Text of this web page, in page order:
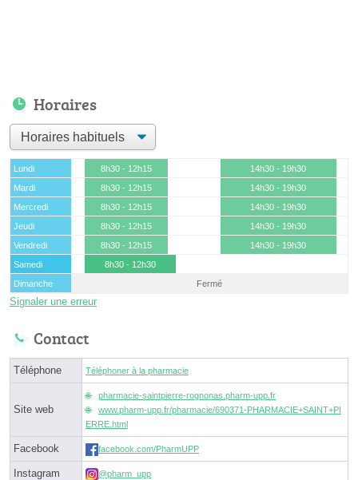
Horaires
Lundi 8h30 - 12h15
14h30 - 19h30
Mardi
8h30 - 12h15
14h30 - 19h30
Mercredi
8h30 - 12h15
14h30 - 19h30
Jeudi
8h30 - 12h15
14h30 - 19h30
Vendredi
8h30 - 12h15
14h30 - 19h30
Samedi
8h30 - 12h30
Dimanche
Fermé
Signaler une erreur
Contact
Téléphone Téléphoner à la pharmacie
Site web
pharmacie-saintpierre-rognonas.pharm-upp.fr
www.pharm-upp.fr/pharmacie/690371-PHARMACIE+SAINT+PI
ERRE.html
Facebook facebook.com/PharmUPP
Instagram @pharm_upp